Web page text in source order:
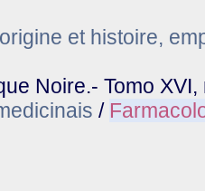
et histoire,
Noire.- Tomo
/